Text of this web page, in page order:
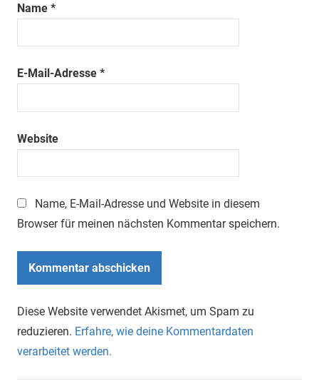
Name *
E-Mail-Adresse *
Website
Name, E-Mail-Adresse und Website in diesem
Browser für meinen nächsten Kommentar speichern.
Diese Website verwendet Akismet, um Spam zu
reduzieren. Erfahre, wie deine Kommentardaten
verarbeitet werden.